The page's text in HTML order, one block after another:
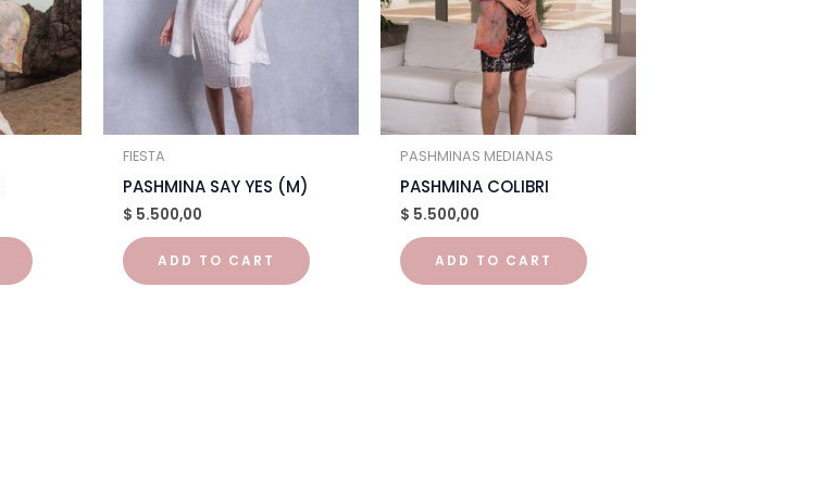
FIESTA
PASHMINA SAY YES (M)
$ 5.500,00
ADD TO CART
PASHMINAS MEDIANAS
PASHMINA COLIBRI
$ 5.500,00
ADD TO CART